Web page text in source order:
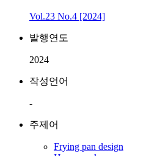
Vol.23 No.4 [2024]
발행연도
2024
작성언어
-
주제어
Frying pan design